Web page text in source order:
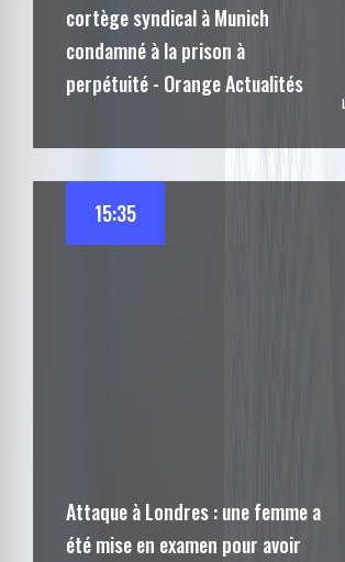
cortège syndical à Munich
condamné à la prison à
perpétuité - Orange Actualités
Attaque à Londres : une femme a
été mise en examen pour avoir
15:35